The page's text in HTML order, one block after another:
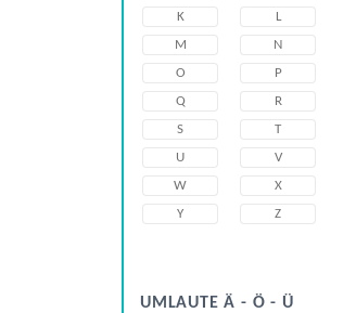
K
L
M
N
O
P
Q
R
S
T
U
V
W
X
Y
Z
UMLAUTE Ä - Ö - Ü